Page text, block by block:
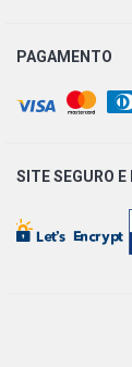
PAGAMENTO
SITE SEGURO E